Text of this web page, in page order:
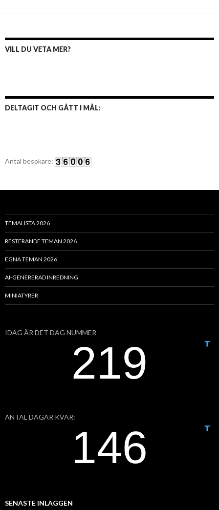
VILL DU VETA MER?
DELTAGIT OCH GÅTT I MÅL:
Antal besökare:
TEMALISTA 2026
RESTERANDE TEMAN 2026
EGNA TEMAN 2026
AI-GENERERAD INREDNING
MINIATYRER
IDAG ÄR DET DAG NUMMER
ANTAL DAGAR KVAR:
SENASTE INLÄGGEN